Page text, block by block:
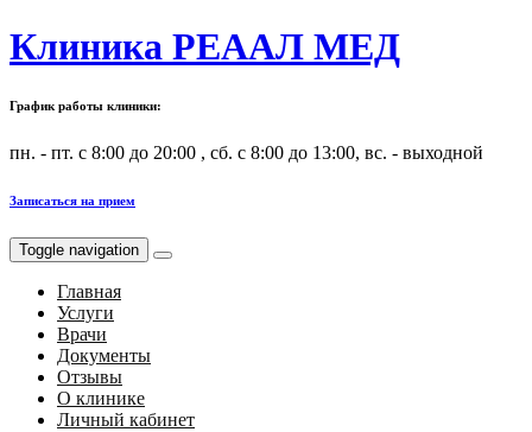
Клиника РЕААЛ МЕД
График работы клиники:
пн. - пт. с 8:00 до 20:00 , сб. с 8:00 до 13:00, вс. - выходной
Записаться на прием
Toggle navigation
Главная
Услуги
Врачи
Документы
Отзывы
О клинике
Личный кабинет